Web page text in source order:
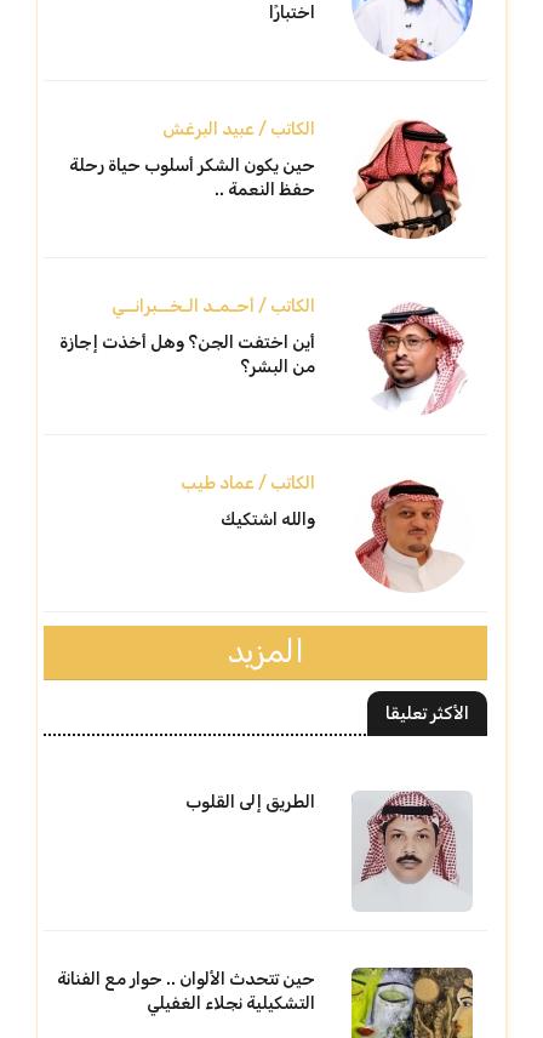
اختبارًا
الكاتب / عبيد البرغش
حين يكون الشكر أسلوب حياة رحلة
حفظ النعمة ..
الكاتب / أحـمـد الـخــبرانــي
أين اختفت الجن؟ وهل أخذت إجازة
من البشر؟
الكاتب / عماد طيب
والله اشتكيك
المزيد
الأكثر تعليقا
الطريق إلى القلوب
حين تتحدث الألوان .. حوار مع الفنانة
التشكيلية نجلاء الغفيلي